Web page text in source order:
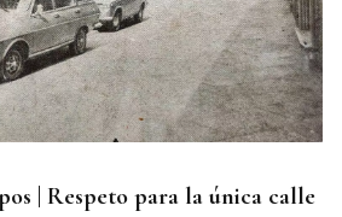
| Respeto para la única calle